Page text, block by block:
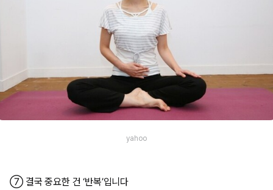
yahoo
⑦ 결국 중요한 건 ‘반복’입니다